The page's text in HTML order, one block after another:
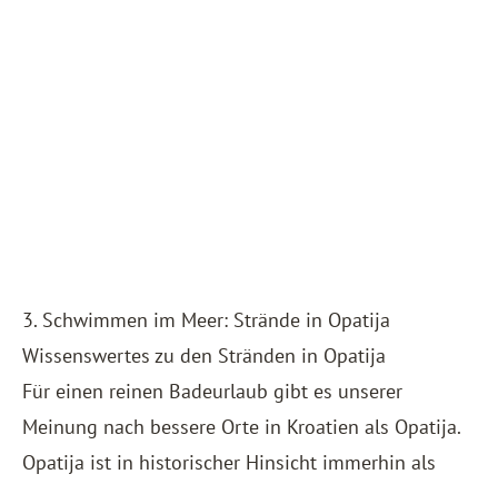
3. Schwimmen im Meer: Strände in Opatija
Wissenswertes zu den Stränden in Opatija
Für einen reinen Badeurlaub gibt es unserer
Meinung nach bessere Orte in Kroatien als Opatija.
Opatija ist in historischer Hinsicht immerhin als